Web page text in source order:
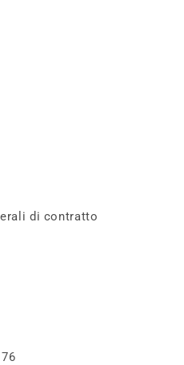
di contratto